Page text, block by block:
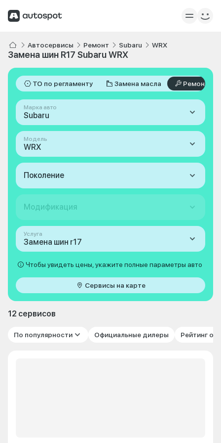
Автосервисы Ремонт Subaru WRX
Замена шин R17 Subaru WRX
ТО по регламенту Замена масла Ремонт
Марка авто
Subaru
Модель
WRX
Поколение
Модификация
Услуга
Замена шин r17
Чтобы увидеть цены, укажите полные параметры авто
Сервисы на карте
12 сервисов
По популярности Официальные дилеры Рейтинг